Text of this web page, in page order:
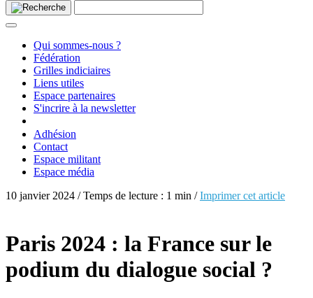
Qui sommes-nous ?
Fédération
Grilles indiciaires
Liens utiles
Espace partenaires
S'incrire à la newsletter
Adhésion
Contact
Espace militant
Espace média
10 janvier 2024 / Temps de lecture : 1 min /Imprimer cet article
Paris 2024 : la France sur le
podium du dialogue social ?